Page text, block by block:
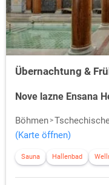
Übernachtung &
Nove lazne Ensana
Böhmen
(Karte öffnen)
Sauna Hallenbad